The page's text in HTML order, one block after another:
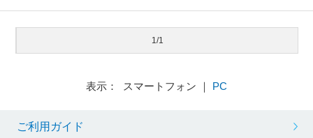
1/1
表示： スマートフォン ｜ PC
ご利用ガイド